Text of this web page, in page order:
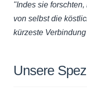
"Indes sie
von selbst die
kürzeste
Unsere